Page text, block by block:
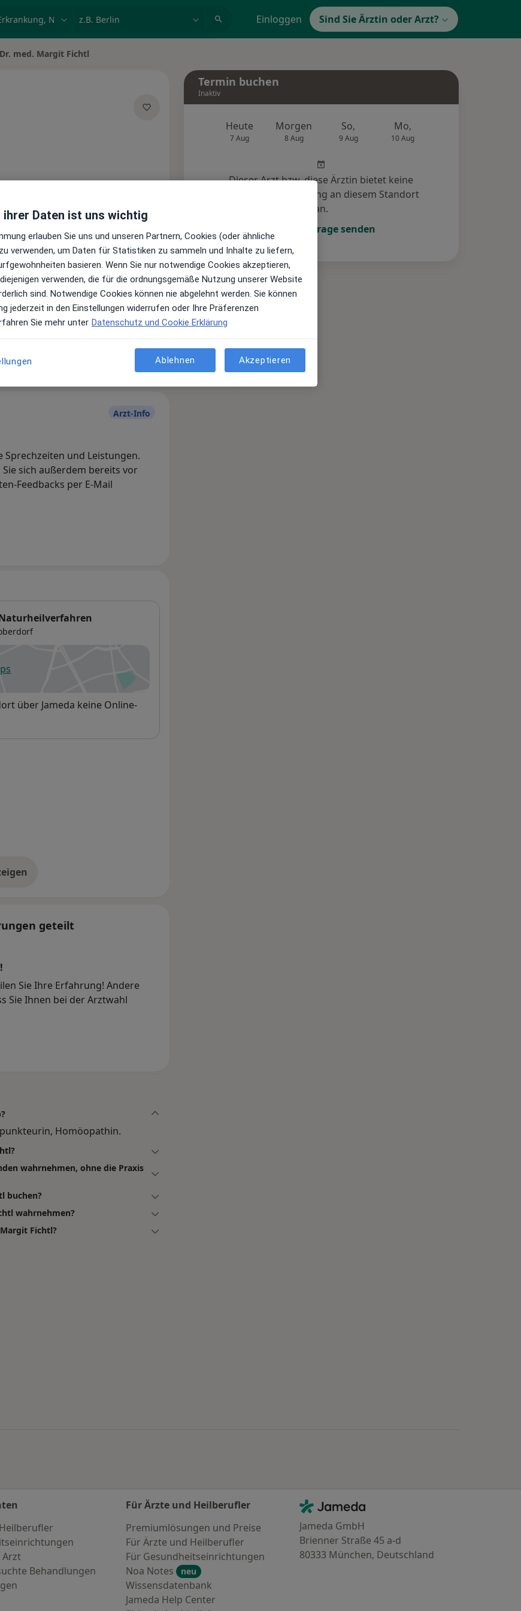
Einloggen Sind Sie Ärztin oder Arzt?
ändern
Dr. med. Margit Fichtl
Spezialisierungen
Bewertungen
und Kosten
über Leistungen
Arzt-Info
und Leistungen.
sich außerdem bereits vor
Feedbacks per E-Mail
einer neuen Registerkarte
über Jameda keine Online-
Adresse
geteilt
Sie Ihre Erfahrung! Andere
Sie Ihnen bei der Arztwahl
Homöopathin.
wahrnehmen, ohne die Praxis
buchen?
wahrnehmen?
Fichtl?
Termin buchen
Inaktiv
Heute
7 Aug
Morgen
8 Aug
So,
9 Aug
Mo,
10 Aug
Dieser Arzt bzw. diese Ärztin bietet keine
Online-Terminbuchung an diesem Standort
an.
Terminanfrage senden
Arzt
Behandlungen
Für Ärzte und Heilberufler
Premiumlösungen und Preise
Für Ärzte und Heilberufler
Für Gesundheitseinrichtungen
Noa Notes
neu
Wissensdatenbank
Jameda Help Center
Kontakt
Jameda - Startseite
Jameda GmbH
Brienner Straße 45 a-d
80333 München, Deutschland
ihrer Daten ist uns wichtig
erlauben Sie uns und unseren Partnern, Cookies (oder ähnliche
verwenden, um Daten für Statistiken zu sammeln und Inhalte zu liefern,
basieren. Wenn Sie nur notwendige Cookies akzeptieren,
verwenden, die für die ordnungsgemäße Nutzung unserer Website
sind. Notwendige Cookies können nie abgelehnt werden. Sie können
jederzeit in den Einstellungen widerrufen oder Ihre Präferenzen
Sie mehr unter Datenschutz und Cookie Erklärung
Ablehnen Akzeptieren